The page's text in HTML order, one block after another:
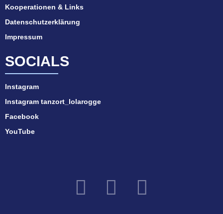
Kooperationen & Links
Datenschutzerklärung
Impressum
SOCIALS
Instagram
Instagram tanzort_lolarogge
Facebook
YouTube